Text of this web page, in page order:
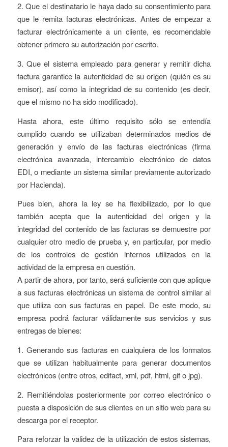
2. Que el destinatario le haya dado su consentimiento para
que le remita facturas electrónicas. Antes de empezar a
facturar electrónicamente a un cliente, es recomendable
obtener primero su autorización por escrito.
3. Que el sistema empleado para generar y remitir dicha
factura garantice la autenticidad de su origen (quién es su
emisor), así como la integridad de su contenido (es decir,
que el mismo no ha sido modificado).
Hasta ahora, este último requisito sólo se entendía
cumplido cuando se utilizaban determinados medios de
generación y envío de las facturas electrónicas (firma
electrónica avanzada, intercambio electrónico de datos
EDI, o mediante un sistema similar previamente autorizado
por Hacienda).
Pues bien, ahora la ley se ha flexibilizado, por lo que
también acepta que la autenticidad del origen y la
integridad del contenido de las facturas se demuestre por
cualquier otro medio de prueba y, en particular, por medio
de los controles de gestión internos utilizados en la
actividad de la empresa en cuestión.
A partir de ahora, por tanto, será suficiente con que aplique
a sus facturas electrónicas un sistema de control similar al
que utiliza con sus facturas en papel. De este modo, su
empresa podrá facturar válidamente sus servicios y sus
entregas de bienes:
1. Generando sus facturas en cualquiera de los formatos
que se utilizan habitualmente para generar documentos
electrónicos (entre otros, edifact, xml, pdf, html, gif o jpg).
2. Remitiéndolas posteriormente por correo electrónico o
puesta a disposición de sus clientes en un sitio web para su
descarga por el receptor.
Para reforzar la validez de la utilización de estos sistemas,